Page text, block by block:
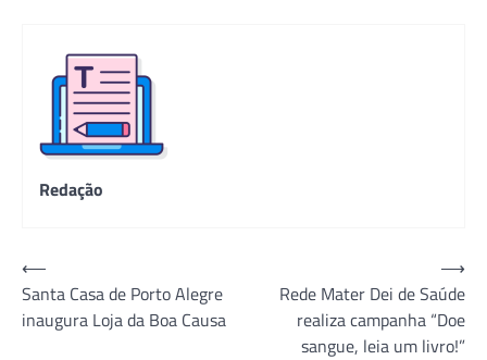
Redação
Navegação
de
Post
⟵
Santa Casa de Porto Alegre
inaugura Loja da Boa Causa
Rede Mater Dei de Saúde
realiza campanha “Doe
sangue, leia um livro!”
⟶